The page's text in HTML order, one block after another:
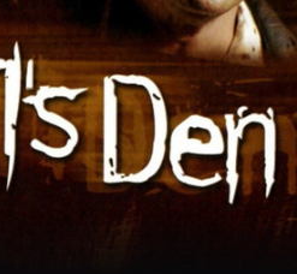
и роли